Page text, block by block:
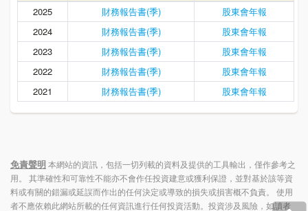
2025
財務報告書(季)
股東會年報
2024
財務報告書(季)
股東會年報
2023
財務報告書(季)
股東會年報
2022
財務報告書(季)
股東會年報
2021
財務報告書(季) 股東會年報
免責聲明本網站的資訊，包括一切列載的資料及提供的工具輸出，僅作參考之
用。 其準確性和可靠性不能亦不會作任投資建意或獲利保證，並對基於該等資
料或有關的錯漏或延誤而作出的任何決定或導致的損失或損害概不負責。 使用
者不應依賴此網站所載的任何資訊進行任何投資活動。投資涉及風險，如讀者